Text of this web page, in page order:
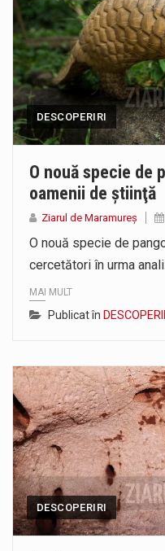
DESCOPERIRI
O nouă specie de
oamenii de ştiinţă
Ziarul de Maramureș
O nouă specie de
cercetători în urma
MAI MULT
Publicat în
DESCOPERIRI